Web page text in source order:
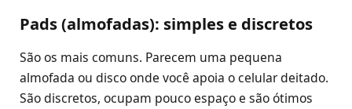
Pads (almofadas): simples e discretos
São os mais comuns. Parecem uma pequena
almofada ou disco onde você apoia o celular deitado.
São discretos, ocupam pouco espaço e são ótimos